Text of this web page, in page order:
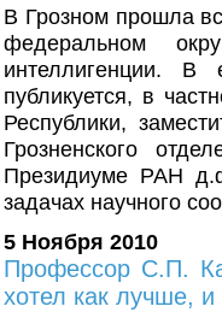
В Грозном прошла
федеральном
интеллигенции. В
публикуется, в
Республики,
Грозненского
Президиуме РАН
задачах научного
5 Ноября 2010
Профессор С.П.
хотел как лучше,